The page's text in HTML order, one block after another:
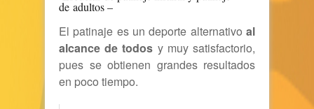
de adultos –
El patinaje es un deporte alternativo al
alcance de todos y muy satisfactorio,
pues se obtienen grandes resultados
en poco tiempo.